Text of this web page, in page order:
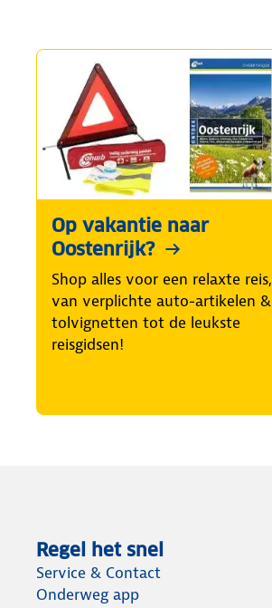
Op vakantie naar
Oostenrijk?
Shop alles voor een relaxte reis,
van verplichte auto-artikelen &
tolvignetten tot de leukste
reisgidsen!
Regel het snel
Service & Contact
Onderweg app